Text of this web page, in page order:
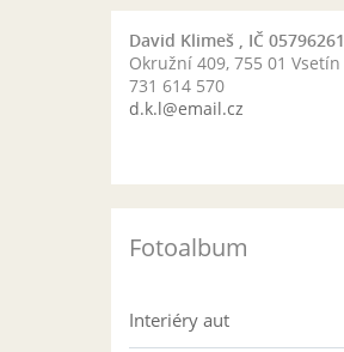
David Klimeš , IČ 05796261
Okružní 409, 755 01 Vsetín
731 614 570
d.k.l@email.cz
Fotoalbum
Interiéry aut